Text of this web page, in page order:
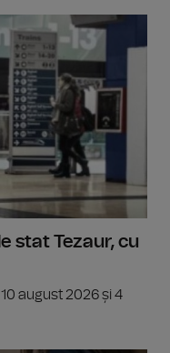
stat Tezaur, cu
august 2026 și 4